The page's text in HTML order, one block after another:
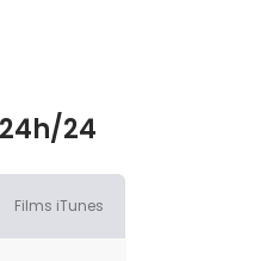
24
Films iTunes